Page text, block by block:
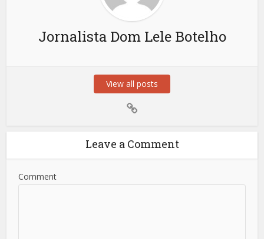
Jornalista Dom Lele Botelho
View all posts
Leave a Comment
Comment